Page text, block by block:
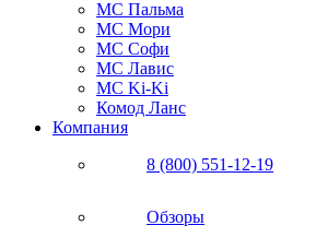
МС Пальма
МС Мори
МС Софи
МС Лавис
МС Ki-Ki
Комод Ланс
Компания
8 (800) 551-12-19
Обзоры